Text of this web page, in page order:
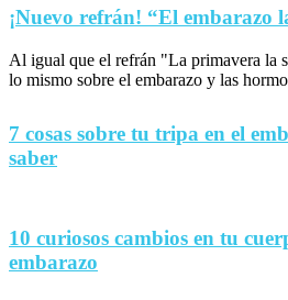
¡Nuevo refrán! “El embarazo
Al igual que el refrán "La primavera la
lo mismo sobre el embarazo y las
7 cosas sobre tu tripa en el
saber
10 curiosos cambios en tu
embarazo